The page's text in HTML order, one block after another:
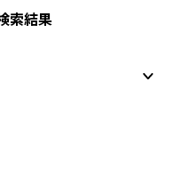
索結果